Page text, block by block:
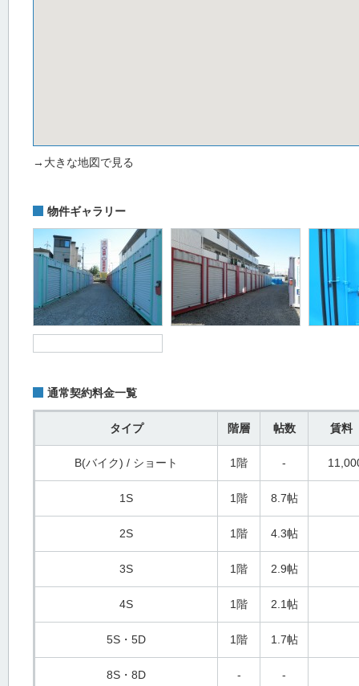
→大きな地図で見る
物件ギャラリー
通常契約料金一覧
タイプ 階層 帖数 賃料
B(バイク) / ショート 1階 -
1S 1階 8.7帖
2S 1階 4.3帖
3S 1階 2.9帖
4S 1階 2.1帖
5S・5D 1階 1.7帖
8S・8D - -